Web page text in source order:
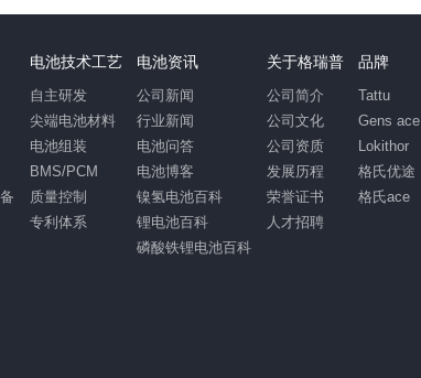
电池技术工艺
自主研发
尖端电池材料
电池组装
BMS/PCM
质量控制
专利体系
电池资讯
公司新闻
行业新闻
电池问答
电池博客
镍氢电池百科
锂电池百科
磷酸铁锂电池百科
关于格瑞普
公司简介
公司文化
公司资质
发展历程
荣誉证书
人才招聘
品牌
Tattu
Gens ace
Lokithor
格氏优途
格氏ace